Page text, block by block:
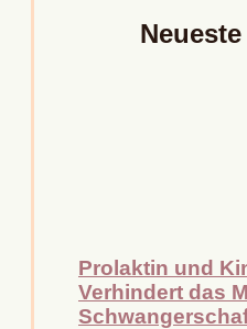
Prolaktin und
Verhindert das